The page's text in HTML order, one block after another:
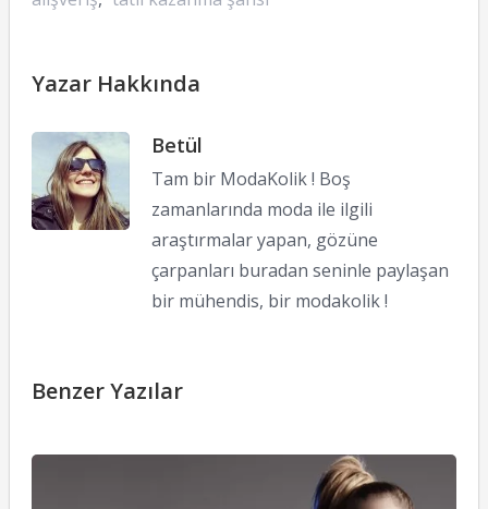
Yazar Hakkında
Betül
Tam bir ModaKolik ! Boş
zamanlarında moda ile ilgili
araştırmalar yapan, gözüne
çarpanları buradan seninle paylaşan
bir mühendis, bir modakolik !
Benzer Yazılar